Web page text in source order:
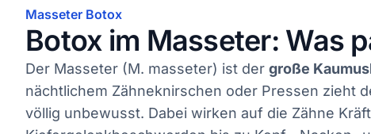
Masseter Botox
Botox im Masseter: Was
Der Masseter (M. masseter) ist der große
nächtlichem Zähneknirschen oder Pressen zieht
völlig unbewusst. Dabei wirken auf die Zähne